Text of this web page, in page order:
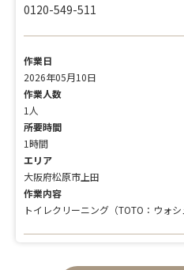
0120-549-511
作業日
2026年05月10日
作業人数
1人
所要時間
1時間
エリア
大阪府松原市上田
作業内容
トイレクリーニング（TOTO：ウォシ